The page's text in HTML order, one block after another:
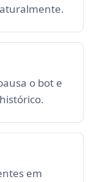
o bot e
em